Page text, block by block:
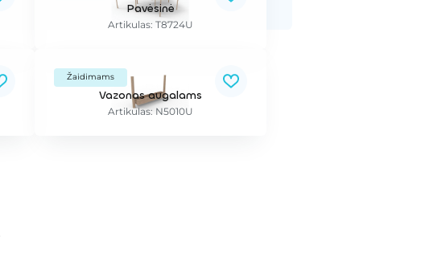
Pavėsinė
Artikulas: T8724U
Žaidimams
Vazonas augalams
Artikulas: N5010U